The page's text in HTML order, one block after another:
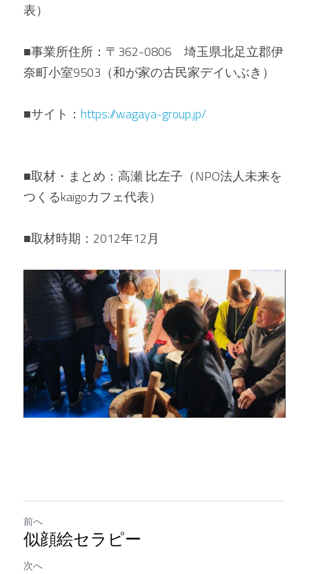
表）
■事業所住所：〒362-0806　埼玉県北足立郡伊
奈町小室9503（和が家の古民家デイいぶき）
■サイト： https://wagaya-group.jp/
■取材・まとめ：高瀬 比左子（NPO法人未来を
つくるkaigoカフェ代表）
■取材時期：2012年12月
前へ
似顔絵セラピー
次へ